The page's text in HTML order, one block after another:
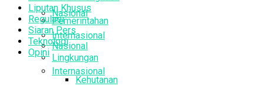
Nasional
Internasional
Lingkungan
Kehutanan
Pemerintahan
Nasional
Internasional
Liputan Khusus
Regulasi
Siaran Pers
Teknologi
Opini